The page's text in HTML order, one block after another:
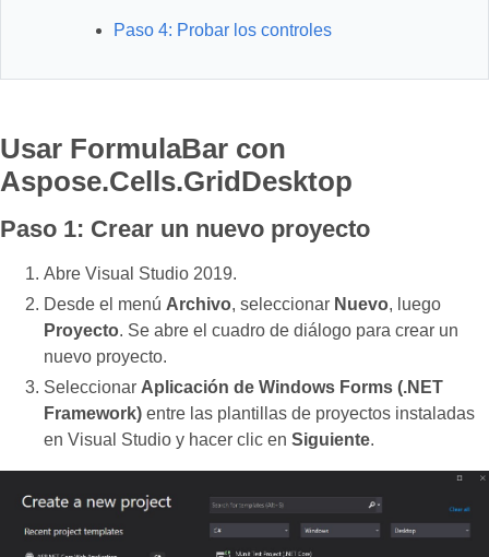
Paso 4: Probar los controles
Usar FormulaBar con
Aspose.Cells.GridDesktop
Paso 1: Crear un nuevo proyecto
Abre Visual Studio 2019.
Desde el menú Archivo, seleccionar Nuevo, luego
Proyecto. Se abre el cuadro de diálogo para crear un
nuevo proyecto.
Seleccionar Aplicación de Windows Forms (.NET
Framework) entre las plantillas de proyectos instaladas
en Visual Studio y hacer clic en Siguiente.